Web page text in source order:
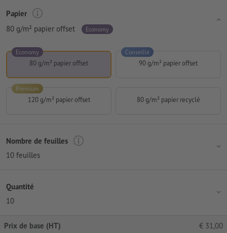
Papier
80 g/m² papier offset
Economy
80 g/m² papier offset
Economy
90 g/m² papier offset
Conseillé
120 g/m² papier offset
Premium
80 g/m² papier recyclé
Nombre de feuilles
10 feuilles
Quantité
10
Prix de base (HT) € 31,00